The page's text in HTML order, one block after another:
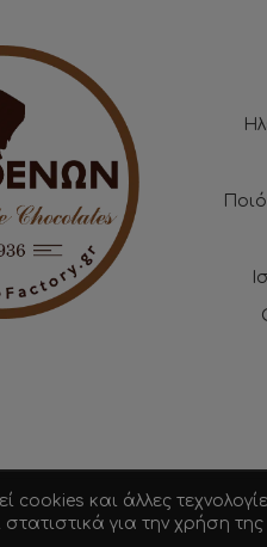
cookies και άλλες
για την χρήση